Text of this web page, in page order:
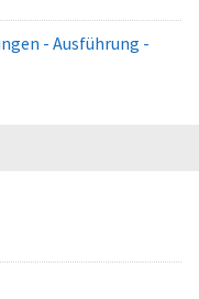
- Ausführung -